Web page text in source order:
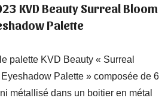
KVD Beauty Surreal Bloom
Palette
palette KVD Beauty « Surreal
Palette » composée de 6
métallisé dans un boitier en métal